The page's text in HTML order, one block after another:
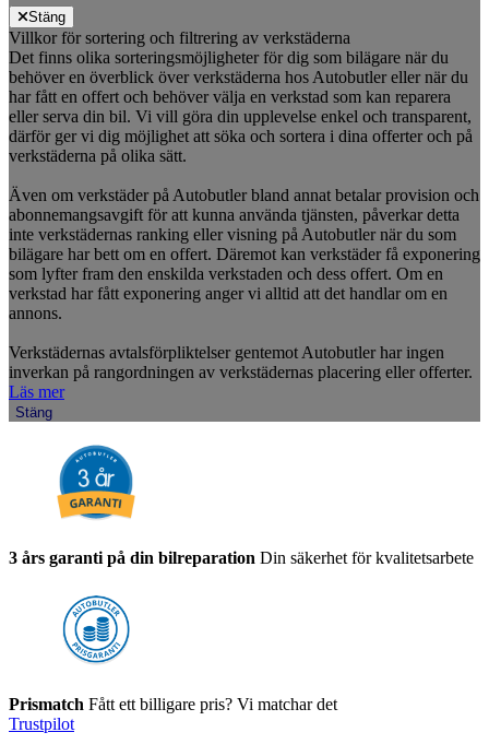
Stäng
Villkor för sortering och filtrering av verkstäderna
Det finns olika sorteringsmöjligheter för dig som bilägare när du
behöver en överblick över verkstäderna hos Autobutler eller när du
har fått en offert och behöver välja en verkstad som kan reparera
eller serva din bil. Vi vill göra din upplevelse enkel och transparent,
därför ger vi dig möjlighet att söka och sortera i dina offerter och på
verkstäderna på olika sätt.
Även om verkstäder på Autobutler bland annat betalar provision och
abonnemangsavgift för att kunna använda tjänsten, påverkar detta
inte verkstädernas ranking eller visning på Autobutler när du som
bilägare har bett om en offert. Däremot kan verkstäder få exponering
som lyfter fram den enskilda verkstaden och dess offert. Om en
verkstad har fått exponering anger vi alltid att det handlar om en
annons.
Verkstädernas avtalsförpliktelser gentemot Autobutler har ingen
inverkan på rangordningen av verkstädernas placering eller offerter.
Läs mer
Stäng
3 års garanti på din bilreparation Din säkerhet för kvalitetsarbete
Prismatch Fått ett billigare pris? Vi matchar det
Trustpilot